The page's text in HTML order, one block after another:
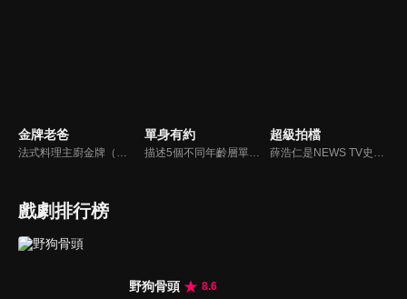
金牌老爸
法式料理主廚金牌（屈中恆）與好友吳誠信（卜學亮）合開法式餐廳，不料，因資金週轉不良，誠信不告而別，金牌面臨積欠員工薪水及房租壓力，只得放棄苦心經營半年的餐廳，帶著妻女回家投靠母親（方芳）。精通料理卻對經營理財一竅不通的他，重新尋找工作卻處處碰壁，他的創業理想真能實現嗎？
單身有約
描述5個不同年齡層單身女子的愛情、婚姻觀。
超級拍檔
薛浩仁是NEWS TV史上最年輕的王牌主播，安孝琪是一直崇拜他的地方電視台小記者，一場天外飛來的車禍讓她遇到了他，只是她萬萬沒有想到，薛浩仁居然趁機剽竊了她的獨家新聞，幻想破滅的她化悲憤為力量，誓言一定要打敗他，未料，冤冤相報的結果，浩仁與孝琪兩人結婚，一家子喜氣洋洋。
戲劇排行榜
野狗骨頭
8.6